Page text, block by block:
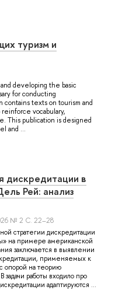
туризм и
developing the basic
for conducting
contains texts on tourism and
vocabulary,
This publication is designed
and ...
дискредитации в
Рей: анализ
№ 2 С. 22–28
стратегии дискредитации
на примере американской
заключается в выявлении
применяемых к
опорой на теорию
работы входило про
адаптируются ...